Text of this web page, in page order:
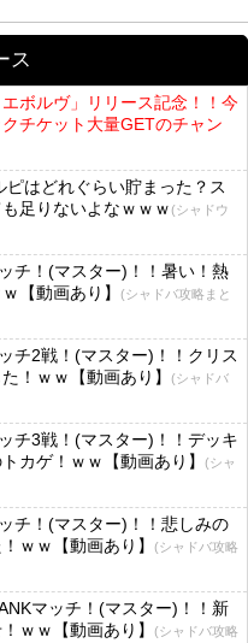
ス
ボルヴ」リリース記念！！今
チケット大量GETのチャン
ピはどれぐらい貯まった？ス
足りないよなｗｗｗ (シャドウ
チ！(マスター)！！暑い！熱
【動画あり】
(シャドバ攻略まと
チ2戦！(マスター)！！クリス
！ｗｗ【動画あり】
(シャドバ
チ3戦！(マスター)！！デッキ
カゲ！ｗｗ【動画あり】
(シャ
チ！(マスター)！！悲しみの
ｗｗ【動画あり】
(シャドバ攻略
マッチ！(マスター)！！新
ｗｗ【動画あり】
(シャドバ攻略